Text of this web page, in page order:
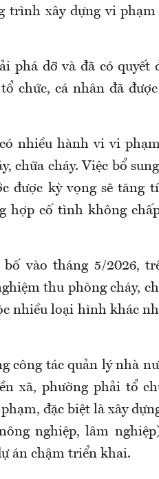
trình xây dựng vi
phá dỡ và đã có quyết
chức, cá nhân đã
nhiều hành vi vi
chữa cháy. Việc bổ
được kỳ vọng sẽ tăng
hợp cố tình không
vào tháng 5/2026,
thu phòng cháy,
nhiều loại hình khác
công tác quản lý nhà
xã, phường phải tổ
đặc biệt là xây
nghiệp, lâm
án chậm triển khai.